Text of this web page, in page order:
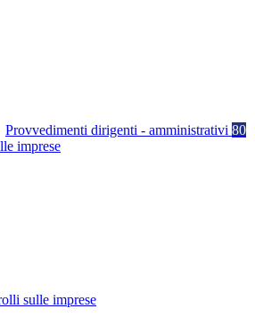
Provvedimenti dirigenti - amministrativi 80
imprese
sulle imprese